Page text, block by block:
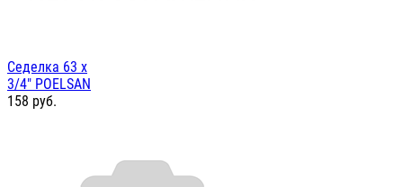
Седелка 63 х
3/4" POELSAN
158 руб.